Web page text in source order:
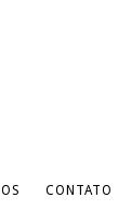
CONTATO